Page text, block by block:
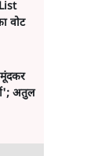
वोट
अतुल